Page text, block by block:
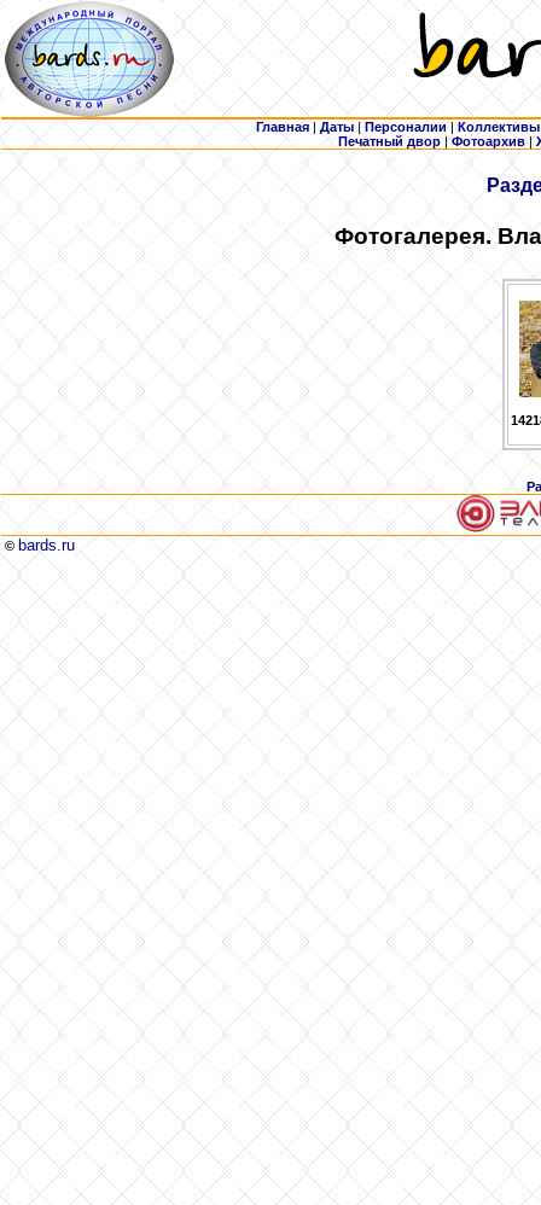
Главная | Даты | Персоналии | Коллективы
Печатный двор |Фотоархив |
Фотогалерея.
© bards.ru